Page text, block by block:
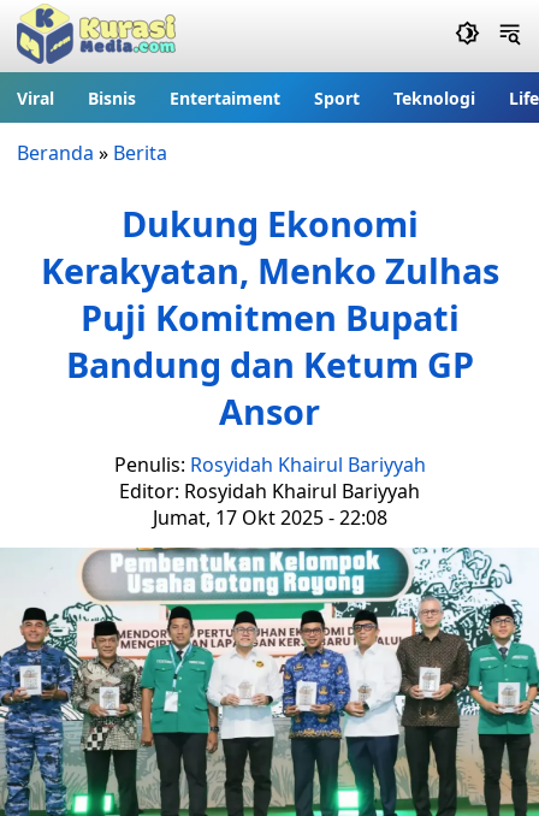
Viral Bisnis Entertaiment Sport Teknologi
Beranda » Berita
Dukung Ekonomi
Kerakyatan, Menko Zulhas
Puji Komitmen Bupati
Bandung dan Ketum GP
Ansor
Penulis: Rosyidah Khairul Bariyyah
Editor: Rosyidah Khairul Bariyyah
Jumat, 17 Okt 2025 - 22:08